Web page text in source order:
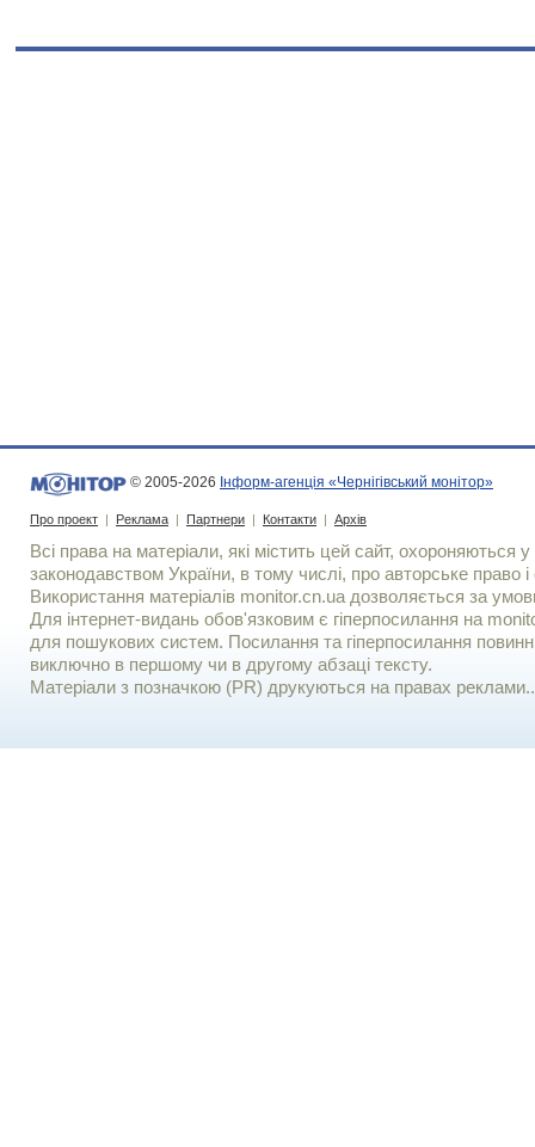
© 2005-2026 Інформ-агенція «Чернігівський монітор»
Про проект | Реклама | Партнери | Контакти | Архів
Всі права на матеріали, які містить цей сайт, охороняються у
законодавством України, в тому числі, про авторське право і
Використання матерiалiв monitor.cn.ua дозволяється за
Для iнтернет-видань обов'язковим є гiперпосилання на
для пошукових систем. Посилання та гіперпосилання
виключно в першому чи в другому абзаці тексту.
Матеріали з позначкою (PR) друкуються на правах реклами..